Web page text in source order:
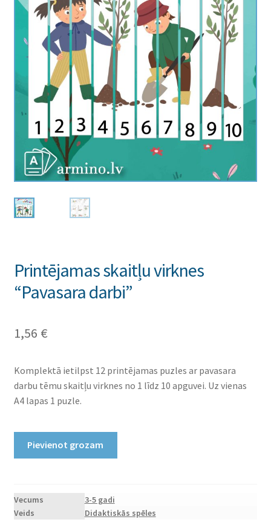
Printējamas skaitļu virknes
“Pavasara darbi”
1,56 €
Komplektā ietilpst 12 printējamas puzles ar pavasara
darbu tēmu skaitļu virknes no 1 līdz 10 apguvei. Uz vienas
A4 lapas 1 puzle.
darbi"
daudzums
Pievienot grozam
Vecums
3-5 gadi
Veids
Didaktiskās spēles